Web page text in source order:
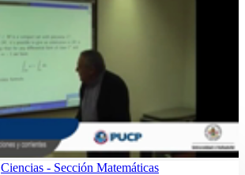
Ciencias - Sección Matemáticas